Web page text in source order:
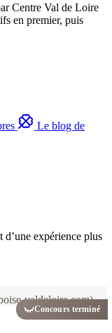
Centre Val de Loire
en premier, puis
Le blog de
expérience plus
Concours terminé
valdeloire.com)